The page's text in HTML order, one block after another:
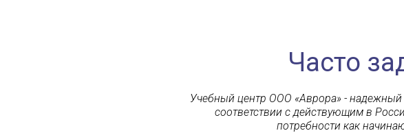
Часто
Учебный центр ООО «Аврора» - надежный
соответствии с действующим в
потребности как